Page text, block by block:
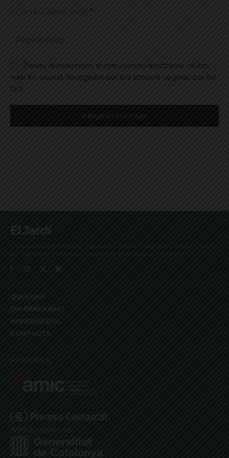
Deseu el meu nom, el meu correu electrònic i el lloc
web en aquest navegador per a la propera vegada que ho
faci.
El Jardí
La Bonanova, Monterols, Galvany, Turó Parc, el Farró, el Putxet, Sarrià,
les Tres Torres, Pedralbes, Vallvidrera, les Planes i el Tibidabo
QUI SOM?
ON REPARTIM?
HEMEROTECA
CONTACTA
Associats a:
Amb el suport de: